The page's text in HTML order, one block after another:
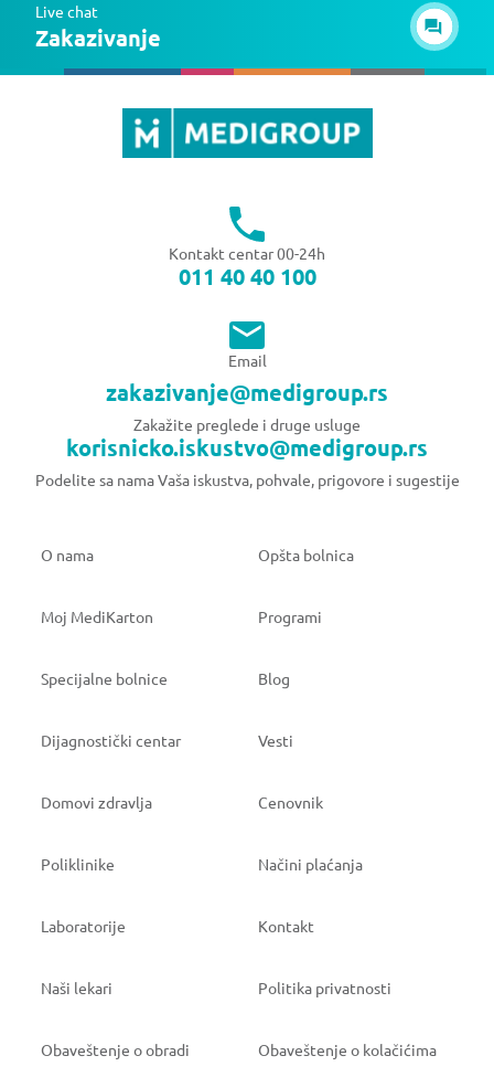
Live chat
Zakazivanje
Kontakt centar 00-24h
011 40 40 100
Email
zakazivanje@medigroup.rs
Zakažite preglede i druge usluge
korisnicko.iskustvo@medigroup.rs
Podelite sa nama Vaša iskustva, pohvale, prigovore i sugestije
O nama Opšta bolnica
Moj MediKarton Programi
Specijalne bolnice Blog
Dijagnostički centar Vesti
Domovi zdravlja Cenovnik
Poliklinike Načini plaćanja
Laboratorije Kontakt
Naši lekari Politika privatnosti
Obaveštenje o obradi Obaveštenje o kolačićima